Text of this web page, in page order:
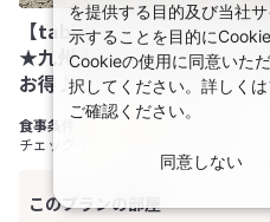
【tabiwaトラベル/
★九州★WESTERポイント
お得♪オールインクルーシ
夕・朝食付き
チェックイン 15:00 チェックアウト
を提供する目的及び当社
示することを目的に
Cookieの使用に同意いた
択してください。詳しくは
ご確認ください。
同意しない